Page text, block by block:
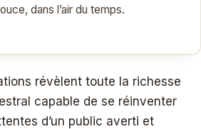
dans l’air du temps.
révèlent toute la richesse
capable de se réinventer
d’un public averti et